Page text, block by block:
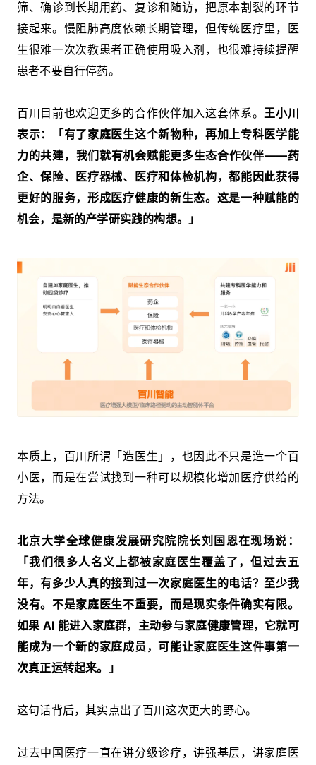
筛、确诊到长期用药、复诊和随访，把原本割裂的环节
接起来。慢阻肺高度依赖长期管理，但传统医疗里，医
生很难一次次教患者正确使用吸入剂，也很难持续提醒
患者不要自行停药。
百川目前也欢迎更多的合作伙伴加入这套体系。 王小川
表示：「有了家庭医生这个新物种，再加上专科医学能
力的共建，我们就有机会赋能更多生态合作伙伴——药
企、保险、医疗器械、医疗和体检机构，都能因此获得
更好的服务，形成医疗健康的新生态。这是一种赋能的
机会，是新的产学研实践的构想。」
本质上，百川所谓「造医生」，也因此不只是造一个百
小医，而是在尝试找到一种可以规模化增加医疗供给的
方法。
北京大学全球健康发展研究院院长刘国恩在现场说：
「我们很多人名义上都被家庭医生覆盖了，但过去五
年，有多少人真的接到过一次家庭医生的电话？至少我
没有。不是家庭医生不重要，而是现实条件确实有限。
如果 AI 能进入家庭群，主动参与家庭健康管理，它就可
能成为一个新的家庭成员，可能让家庭医生这件事第一
次真正运转起来。」
这句话背后，其实点出了百川这次更大的野心。
过去中国医疗一直在讲分级诊疗，讲强基层，讲家庭医